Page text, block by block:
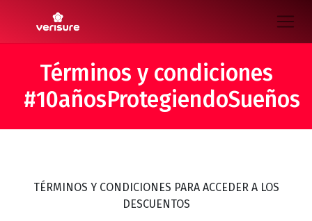
Términos y condiciones
#10añosProtegiendoSueños
TÉRMINOS Y CONDICIONES PARA ACCEDER A LOS
DESCUENTOS